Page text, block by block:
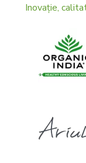
Inovație,